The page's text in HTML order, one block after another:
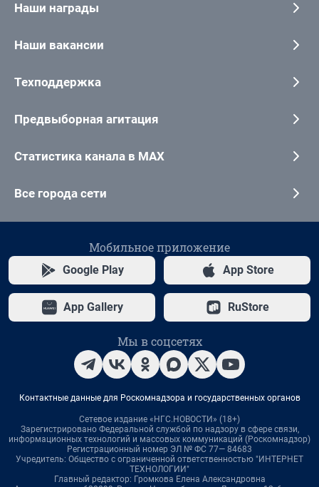
Наши награды
Наши вакансии
Техподдержка
Предвыборная агитация
Статистика канала в MAX
Все города сети
Мобильное приложение
Google Play App Store
App Gallery RuStore
Мы в соцсетях
Контактные данные для Роскомнадзора и государственных органов
Сетевое издание «НГС.НОВОСТИ» (18+)
Зарегистрировано Федеральной службой по надзору в сфере связи,
информационных технологий и массовых коммуникаций (Роскомнадзор)
Регистрационный номер ЭЛ № ФС 77— 84683
Учредитель: Общество с ограниченной ответственностью "ИНТЕРНЕТ
ТЕХНОЛОГИИ"
Главный редактор: Громкова Елена Александровна